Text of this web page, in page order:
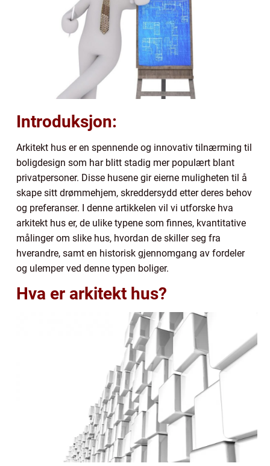
Introduksjon:
Arkitekt hus er en spennende og innovativ tilnærming til
boligdesign som har blitt stadig mer populært blant
privatpersoner. Disse husene gir eierne muligheten til å
skape sitt drømmehjem, skreddersydd etter deres behov
og preferanser. I denne artikkelen vil vi utforske hva
arkitekt hus er, de ulike typene som finnes, kvantitative
målinger om slike hus, hvordan de skiller seg fra
hverandre, samt en historisk gjennomgang av fordeler
og ulemper ved denne typen boliger.
Hva er arkitekt hus?